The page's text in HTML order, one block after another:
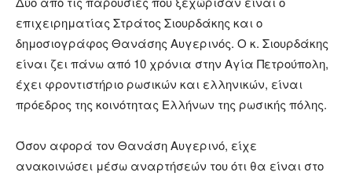
επιχειρηματίας Στράτος Σιουρδάκης και ο
δημοσιογράφος Θανάσης Αυγερινός. Ο κ. Σιουρδάκης
είναι ζει πάνω από 10 χρόνια στην Αγία Πετρούπολη,
έχει φροντιστήριο ρωσικών και ελληνικών, είναι
πρόεδρος της κοινότητας Ελλήνων της ρωσικής πόλης.
Όσον αφορά τον Θανάση Αυγερινό, είχε
ανακοινώσει μέσω αναρτήσεών του ότι θα είναι στο